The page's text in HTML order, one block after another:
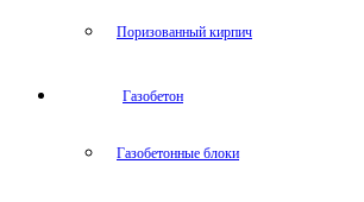
Поризованный кирпич
Газобетон
Газобетонные блоки